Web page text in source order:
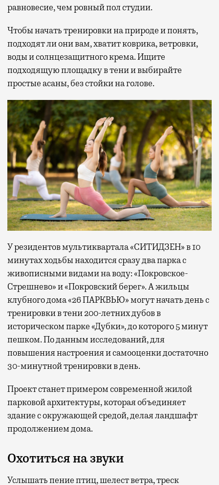
равновесие, чем ровный пол студии.
Чтобы начать тренировки на природе и понять,
подходят ли они вам, хватит коврика, ветровки,
воды и солнцезащитного крема. Ищите
подходящую площадку в тени и выбирайте
простые асаны, без стойки на голове.
У резидентов мультиквартала «СИТИДЗЕН» в 10
минутах ходьбы находится сразу два парка с
живописными видами на воду: «Покровское-
Стрешнево» и «Покровский берег». А жильцы
клубного дома «26 ПАРКВЬЮ» могут начать день с
тренировки в тени 200-летних дубов в
историческом парке «Дубки», до которого 5 минут
пешком. По данным исследований, для
повышения настроения и самооценки достаточно
30-минутной тренировки в день.
Проект станет примером современной жилой
парковой архитектуры, которая объединяет
здание с окружающей средой, делая ландшафт
продолжением дома.
Охотиться на звуки
Услышать пение птиц, шелест ветра, треск